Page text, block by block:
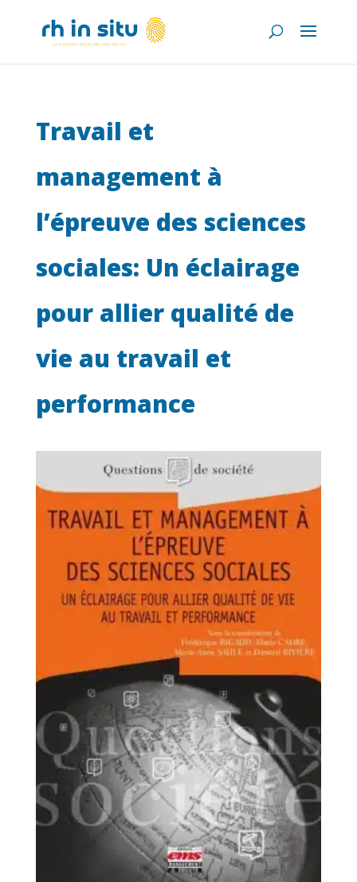
Travail et
management à
l’épreuve des sciences
sociales: Un éclairage
pour allier qualité de
vie au travail et
performance